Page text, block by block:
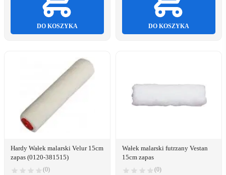
DO KOSZYKA DO KOSZYKA
Hardy Wałek malarski Velur 15cm
zapas (0120-381515)
(0)
Wałek malarski futrzany Vestan
15cm zapas
(0)